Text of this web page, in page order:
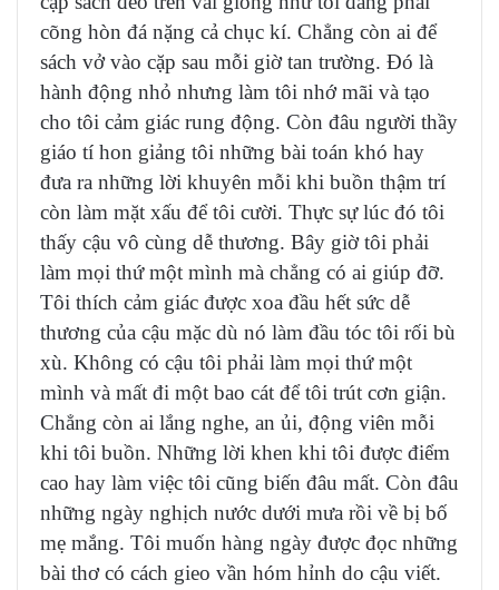
cõng hòn đá nặng cả chục kí. Chẳng còn ai để
sách vở vào cặp sau mỗi giờ tan trường. Đó là
hành động nhỏ nhưng làm tôi nhớ mãi và tạo
cho tôi cảm giác rung động. Còn đâu người thầy
giáo tí hon giảng tôi những bài toán khó hay
đưa ra những lời khuyên mỗi khi buồn thậm trí
còn làm mặt xấu để tôi cười. Thực sự lúc đó tôi
thấy cậu vô cùng dễ thương. Bây giờ tôi phải
làm mọi thứ một mình mà chẳng có ai giúp đỡ.
Tôi thích cảm giác được xoa đầu hết sức dễ
thương của cậu mặc dù nó làm đầu tóc tôi rối bù
xù. Không có cậu tôi phải làm mọi thứ một
mình và mất đi một bao cát để tôi trút cơn giận.
Chẳng còn ai lắng nghe, an ủi, động viên mỗi
khi tôi buồn. Những lời khen khi tôi được điểm
cao hay làm việc tôi cũng biến đâu mất. Còn đâu
những ngày nghịch nước dưới mưa rồi về bị bố
mẹ mắng. Tôi muốn hàng ngày được đọc những
bài thơ có cách gieo vần hóm hỉnh do cậu viết.